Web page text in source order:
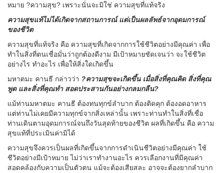
หมาย ?ความสุข? เพราะนั่นจะมิใช่ ความสุขที่แท้จริง
ความสุขแท้ไม่ได้เกิดจากสถานการณ์ แต่เป็นผลลัพธ์จากอุดมการณ์
ของชีวิต
ความสุขที่แท้จริง คือ ความสุขที่เกิดจากการใช้ชีวิตอย่างมีคุณค่า เพื่อ
ทำในสิ่งที่ตนเชื่อมั่นว่าถูกต้องดีงาม มีเป้าหมายชัดเจนว่า จะใช้ชีวิต
อย่างไร ทำอะไร เพื่อให้สิ่งใดเกิดขึ้น
มหาตมะ คานธี กล่าวว่า ?ความสุขจะเกิดขึ้น เมื่อสิ่งที่คุณคิด สิ่งที่คุณ
พูด และสิ่งที่คุณทำ สอดประสานกันอย่างกลมกลืน?
แม้ท่านมหาตมะ คานธี ต้องทนทุกข์ลำบาก ต้องติดคุก ต้องอดอาหาร
แต่ท่านไม่เคยมีความทุกข์จากสิ่งเหล่านั้น เพราะท่านทำในสิ่งที่เชื่อ
ท่านเดินตามอุดมการณ์จนถึงวันสุดท้ายของชีวิต ผลที่เกิดขึ้น คือ ความ
สุขแท้ที่ประเมินค่ามิได้
ความสุขจึงควรเป็นผลที่เกิดขึ้นจากการดำเนินชีวิตอย่างมีคุณค่า ใช้
ชีวิตอย่างมีเป้าหมาย ไม่ว่าเราทำงานอะไร ควรเลือกงานที่มีคุณค่า
สอดคล้องกับความเป็นตัวตน แม้จะต้องเสียสละ อาจจะต้องยากลำบาก